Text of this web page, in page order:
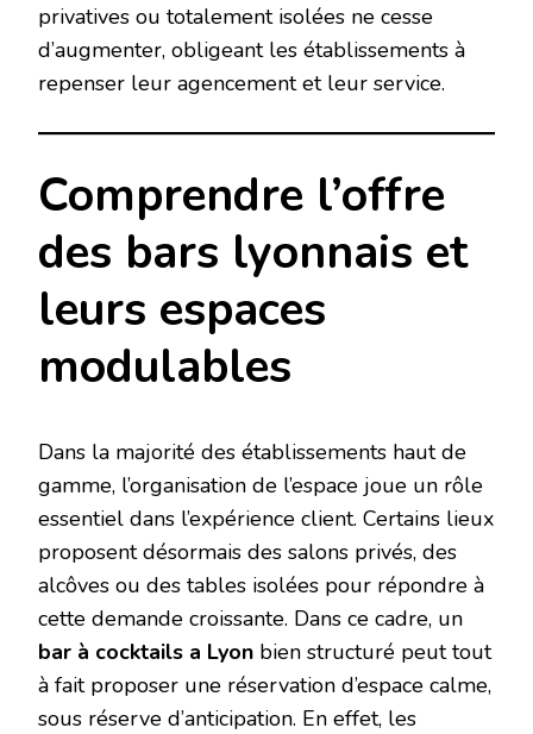
privatives ou totalement isolées ne cesse
d’augmenter, obligeant les établissements à
repenser leur agencement et leur service.
Comprendre l’offre
des bars lyonnais et
leurs espaces
modulables
Dans la majorité des établissements haut de
gamme, l’organisation de l’espace joue un rôle
essentiel dans l’expérience client. Certains lieux
proposent désormais des salons privés, des
alcôves ou des tables isolées pour répondre à
cette demande croissante. Dans ce cadre, un
bar à cocktails a Lyon bien structuré peut tout
à fait proposer une réservation d’espace calme,
sous réserve d’anticipation. En effet, les